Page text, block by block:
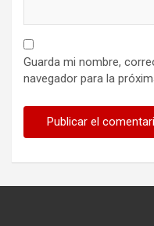
Guarda mi nombre,
navegador para la